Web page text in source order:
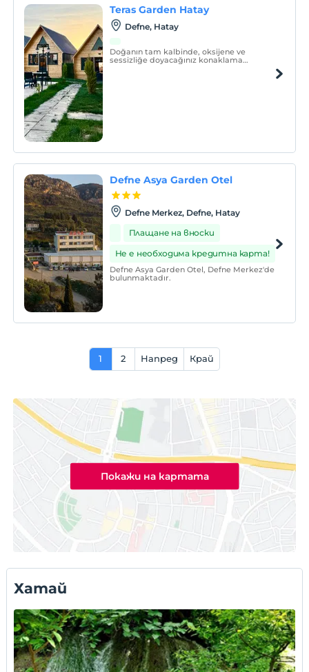
Teras Garden Hatay
Defne, Hatay
Doğanın tam kalbinde, oksijene ve
sessizliğe doyacağınız konaklama
Defne Asya Garden Otel
Defne Merkez, Defne, Hatay
Плащане на вноски
Не е необходима кредитна карта!
Defne Asya Garden Otel, Defne Merkez'de
bulunmaktadır.
1 2 Напред Край
Покажи на картата
Хатай